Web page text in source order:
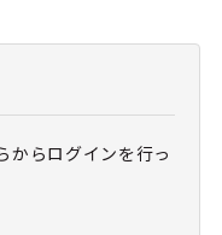
からログインを行っ